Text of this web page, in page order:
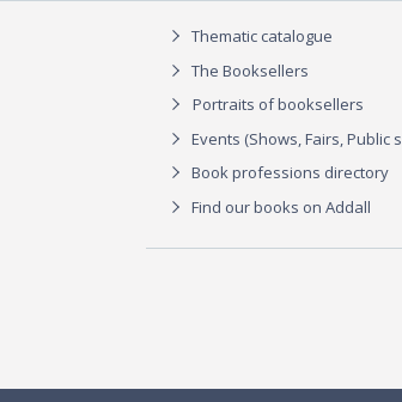
Thematic catalogue
The Booksellers
Portraits of booksellers
Events (Shows, Fairs, Public
Book professions directory
Find our books on Addall